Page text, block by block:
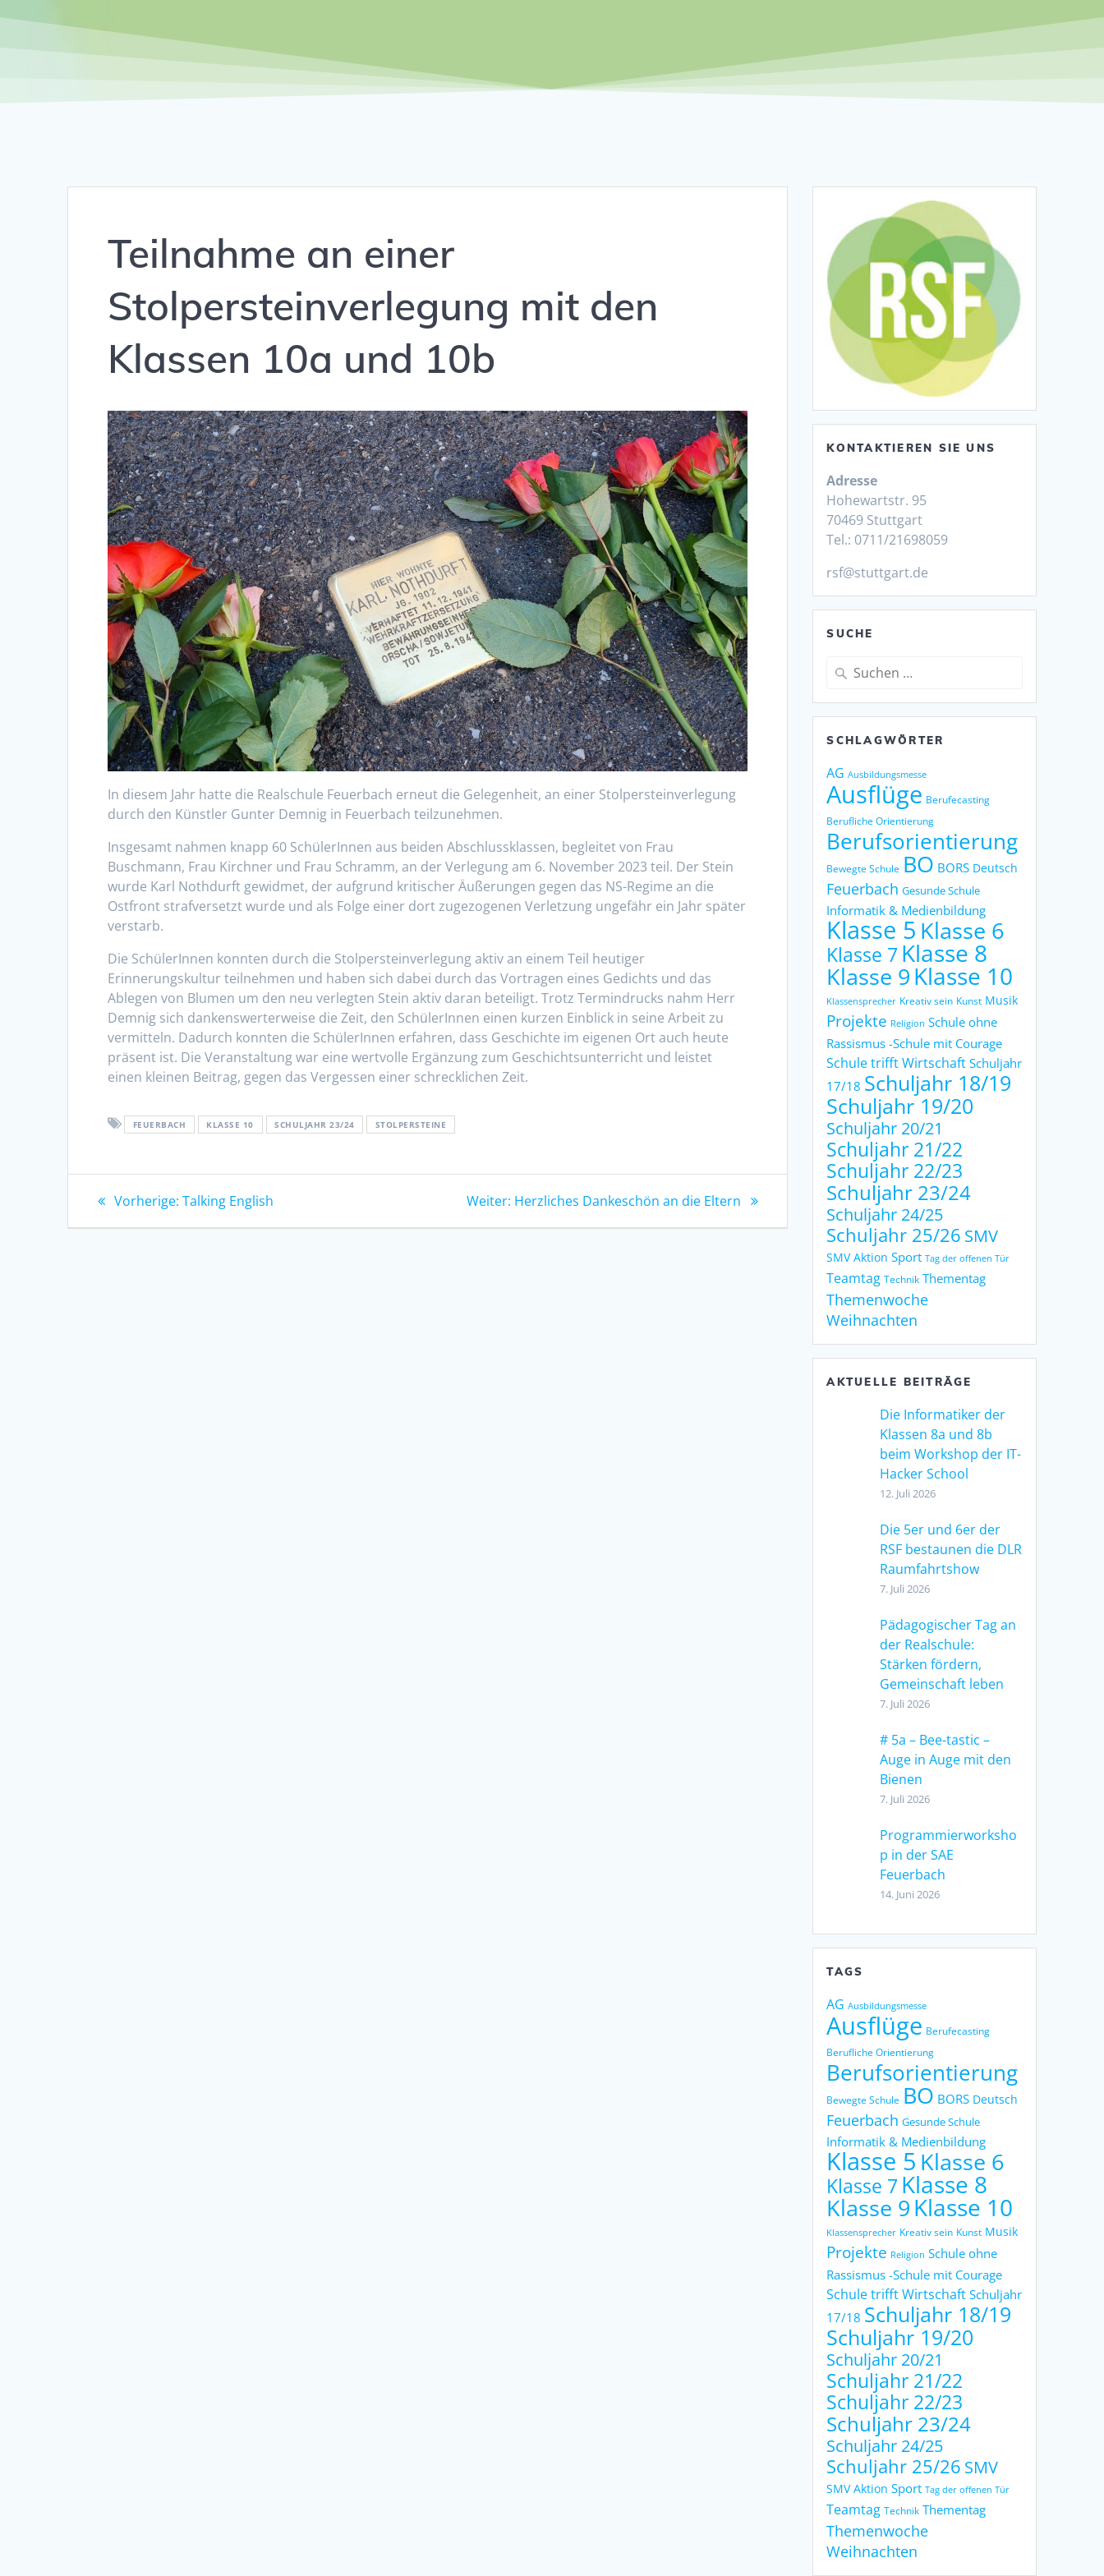
Teilnahme an einer
Stolpersteinverlegung mit den
Klassen 10a und 10b
In diesem Jahr hatte die Realschule Feuerbach erneut die Gelegenheit, an einer Stolpersteinverlegung
durch den Künstler Gunter Demnig in Feuerbach teilzunehmen.
Insgesamt nahmen knapp 60 SchülerInnen aus beiden Abschlussklassen, begleitet von Frau
Buschmann, Frau Kirchner und Frau Schramm, an der Verlegung am 6. November 2023 teil. Der Stein
wurde Karl Nothdurft gewidmet, der aufgrund kritischer Äußerungen gegen das NS-Regime an die
Ostfront strafversetzt wurde und als Folge einer dort zugezogenen Verletzung ungefähr ein Jahr später
verstarb.
Die SchülerInnen konnten durch die Stolpersteinverlegung aktiv an einem Teil heutiger
Erinnerungskultur teilnehmen und haben sich dabei durch das Vortragen eines Gedichts und das
Ablegen von Blumen um den neu verlegten Stein aktiv daran beteiligt. Trotz Termindrucks nahm Herr
Demnig sich dankenswerterweise die Zeit, den SchülerInnen einen kurzen Einblick in seine Arbeit zu
vermitteln. Dadurch konnten die SchülerInnen erfahren, dass Geschichte im eigenen Ort auch heute
präsent ist. Die Veranstaltung war eine wertvolle Ergänzung zum Geschichtsunterricht und leistet
einen kleinen Beitrag, gegen das Vergessen einer schrecklichen Zeit.
FEUERBACH KLASSE 10 SCHULJAHR 23/24 STOLPERSTEINE
Beitragsnavigation
Vorherige: Vorheriger
Talking English Weiter: Nächster
Herzliches Dankeschön an die Eltern
KONTAKTIEREN SIE UNS
Adresse
Hohewartstr. 95
70469 Stuttgart
Tel.: 0711/21698059
rsf@stuttgart.de
SUCHE
Suche
nach:
SCHLAGWÖRTER
AG Ausbildungsmesse
Ausflüge Berufecasting
Berufliche Orientierung
Berufsorientierung
Bewegte Schule BO BORS Deutsch
Feuerbach Gesunde Schule
Informatik & Medienbildung
Klasse 5 Klasse 6
Klasse 7 Klasse 8
Klasse 9Klasse 10
Klassensprecher Kreativ sein Kunst Musik
Projekte Religion Schule ohne
Rassismus -Schule mit Courage
Schule trifft Wirtschaft Schuljahr
17/18 Schuljahr 18/19
Schuljahr 19/20
Schuljahr 20/21
Schuljahr 21/22
Schuljahr 22/23
Schuljahr 23/24
Schuljahr 24/25
Schuljahr 25/26 SMV
SMV Aktion Sport Tag der offenen Tür
Teamtag Technik Thementag
Themenwoche
Weihnachten
AKTUELLE BEITRÄGE
Die Informatiker der
Klassen 8a und 8b
beim Workshop der IT-
Hacker School
12. Juli 2026
Die 5er und 6er der
RSF bestaunen die DLR
Raumfahrtshow
7. Juli 2026
Pädagogischer Tag an
der Realschule:
Stärken fördern,
Gemeinschaft leben
7. Juli 2026
# 5a – Bee-tastic –
Auge in Auge mit den
Bienen
7. Juli 2026
Programmierworksho
p in der SAE
Feuerbach
14. Juni 2026
TAGS
AG Ausbildungsmesse
Ausflüge Berufecasting
Berufliche Orientierung
Berufsorientierung
Bewegte Schule BO BORS Deutsch
Feuerbach Gesunde Schule
Informatik & Medienbildung
Klasse 5 Klasse 6
Klasse 7 Klasse 8
Klasse 9Klasse 10
Klassensprecher Kreativ sein Kunst Musik
Projekte Religion Schule ohne
Rassismus -Schule mit Courage
Schule trifft Wirtschaft Schuljahr
17/18 Schuljahr 18/19
Schuljahr 19/20
Schuljahr 20/21
Schuljahr 21/22
Schuljahr 22/23
Schuljahr 23/24
Schuljahr 24/25
Schuljahr 25/26 SMV
SMV Aktion Sport Tag der offenen Tür
Teamtag Technik Thementag
Themenwoche
Weihnachten